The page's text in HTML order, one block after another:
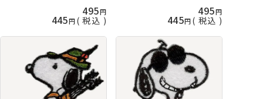
495
445 税込
495
445 税込